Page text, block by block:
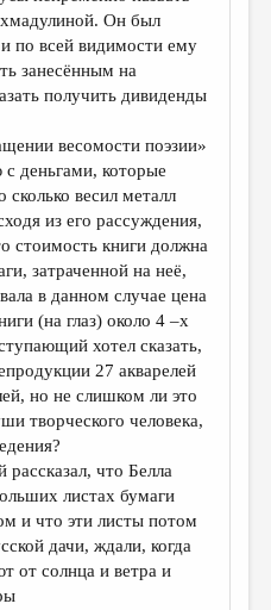
Он был
по всей видимости ему
занесённым на
получить дивиденды
весомости поэзии»
с деньгами, которые
сколько весил металл
из его рассуждения,
стоимость книги должна
затраченной на неё,
в данном случае цена
(на глаз) около 4 –х
хотел сказать,
27 акварелей
но не слишком ли это
творческого человека,
что Белла
листах бумаги
и что эти листы потом
дачи, ждали, когда
от солнца и ветра и